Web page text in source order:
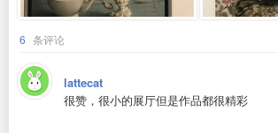
6 条评论
lattecat
很赞，很小的展厅但是作品都很精彩